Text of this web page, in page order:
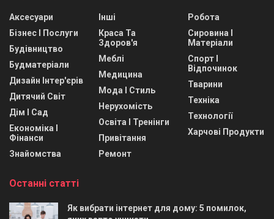
Аксесуари
Бізнес І Послуги
Будівництво
Будматеріали
Дизайн Інтер'єрів
Дитячий Світ
Дім І Сад
Економіка І
Фінанси
Знайомства
Інші
Краса Та
Здоров'я
Меблі
Медицина
Мода І Стиль
Нерухомість
Освіта І Тренінги
Привітання
Ремонт
Робота
Сировина І
Матеріали
Спорт І
Відпочинок
Тварини
Техніка
Технології
Харчові Продукти
Останні статті
Як вибрати інтернет для дому: 5 помилок,